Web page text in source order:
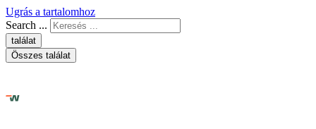
Ugrás a tartalomhoz
Search ...
találat
Összes találat